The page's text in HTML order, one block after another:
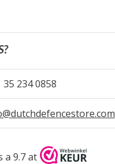
35 234 0858
a 9.7 at